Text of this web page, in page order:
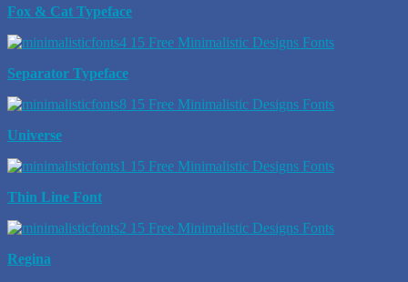
Fox & Cat Typeface
Separator Typeface
Universe
Thin Line Font
Regina